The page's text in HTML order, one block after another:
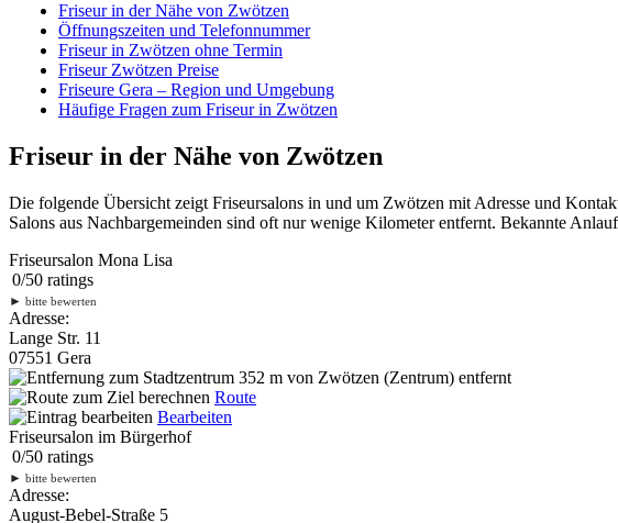
Friseur in der Nähe von Zwötzen
Öffnungszeiten und Telefonnummer
Friseur in Zwötzen ohne Termin
Friseur Zwötzen Preise
Friseure Gera – Region und Umgebung
Häufige Fragen zum Friseur in Zwötzen
Friseur in der Nähe von Zwötzen
Die folgende Übersicht zeigt Friseursalons in und um Zwötzen mit Adresse und
Salons aus Nachbargemeinden sind oft nur wenige Kilometer entfernt. Bekannte
Friseursalon Mona Lisa
0/50 ratings
► bitte bewerten
Adresse:
Lange Str. 11
07551 Gera
352 m von Zwötzen (Zentrum) entfernt
Route
Bearbeiten
Friseursalon im Bürgerhof
0/50 ratings
► bitte bewerten
Adresse:
August-Bebel-Straße 5